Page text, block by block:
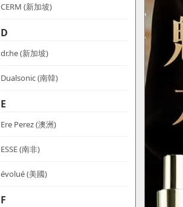
CERM (新加坡)
D
dr.he (新加坡)
Dualsonic (南韓)
E
Ere Perez (澳洲)
ESSE (南非)
évolué (美國)
F